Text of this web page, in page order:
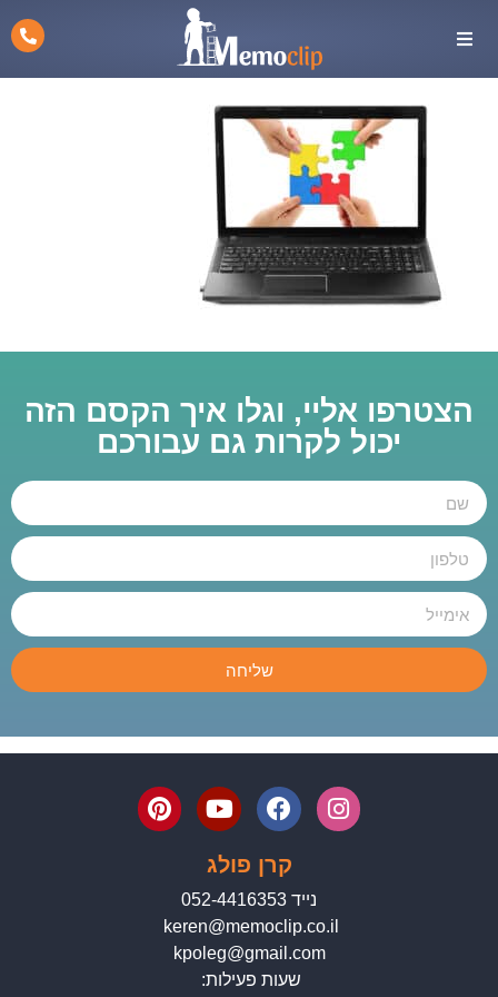
הצטרפו אליי, וגלו איך הקסם הזה
יכול לקרות גם עבורכם
שליחה
קרן פולג
נייד 052-4416353
keren@memoclip.co.il
kpoleg@gmail.com
שעות פעילות: